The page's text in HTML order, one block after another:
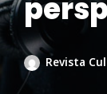
Revista